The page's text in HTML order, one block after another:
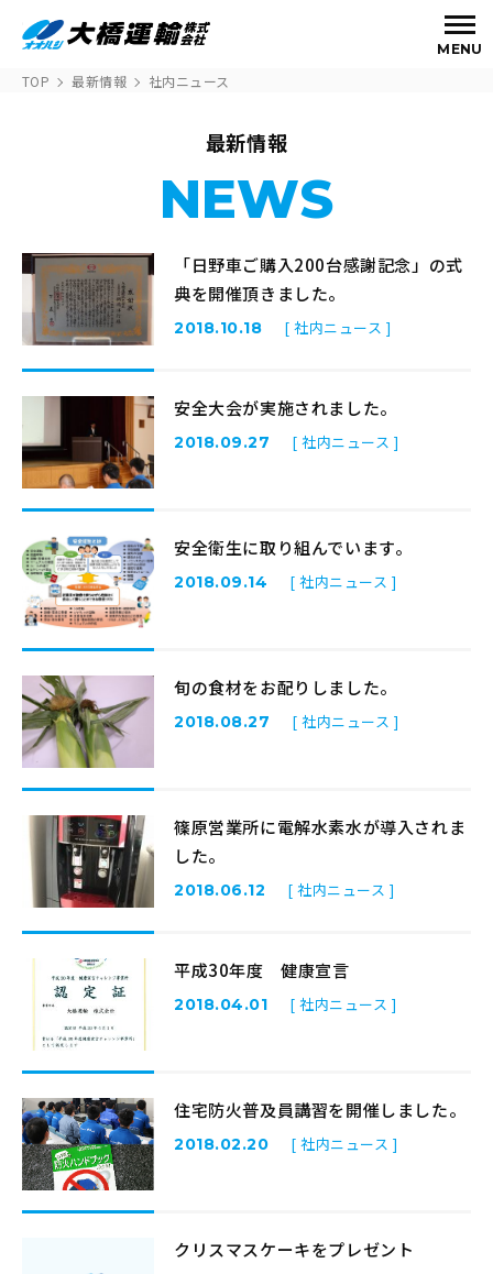
MENU
TOP 最新情報 社内ニュース
最新情報
NEWS
「日野車ご購入200台感謝記念」の式
典を開催頂きました。
2018.10.18 [ 社内ニュース ]
安全大会が実施されました。
2018.09.27 [ 社内ニュース ]
安全衛生に取り組んでいます。
2018.09.14 [ 社内ニュース ]
旬の食材をお配りしました。
2018.08.27 [ 社内ニュース ]
篠原営業所に電解水素水が導入されま
した。
2018.06.12 [ 社内ニュース ]
平成30年度 健康宣言
2018.04.01 [ 社内ニュース ]
住宅防火普及員講習を開催しました。
2018.02.20 [ 社内ニュース ]
クリスマスケーキをプレゼント